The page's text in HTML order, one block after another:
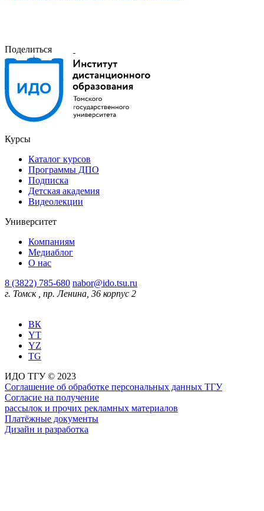
Поделиться
Курсы
Каталог курсов
Программы ДПО
Подписка
Детская академия
Видеолекции
Университет
Компаниям
Медиаблог
О нас
8 (3822) 785-680 nabor@ido.tsu.ru
г. Томск, пр. Ленина, 36 корпус 2
ВК
YT
YZ
TG
ИДО ТГУ © 2023
Соглашение об обработке персональных данных ТГУ
Согласие на получение
рассылок и прочих рекламных материалов
Платёжные документы
Дизайн и разработка